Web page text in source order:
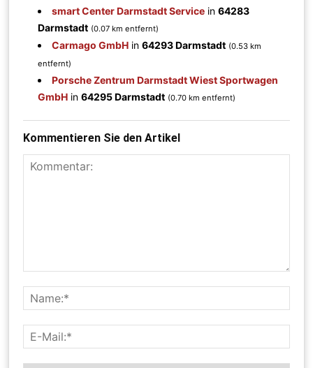
smart Center Darmstadt Service in64283
Darmstadt (0.07 km entfernt)
Carmago GmbH in64293 Darmstadt (0.53 km
entfernt)
Porsche Zentrum Darmstadt Wiest Sportwagen
GmbH in64295 Darmstadt (0.70 km entfernt)
Kommentieren Sie den Artikel